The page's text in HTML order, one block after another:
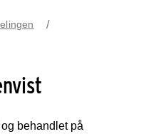
behandlet på